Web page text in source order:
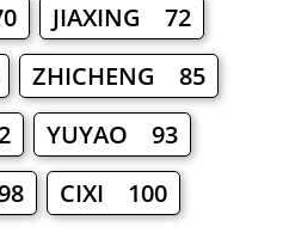
JIAXING 72
ZHICHENG 85
YUYAO 93
CIXI 100